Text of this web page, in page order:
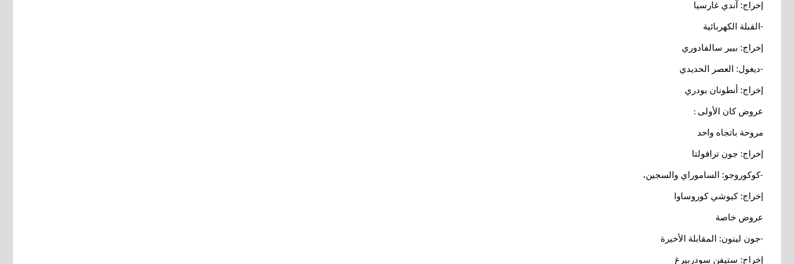
إخراج: آندي غارسيا
- القبلة الكهربائية
إخراج: بيير سالفادوري
-ديغول: العصر الحديدي
إخراج: أنطونان بودري
عروض كان الأولى :
مروحة باتجاه واحد
إخراج: جون ترافولتا
-كوكوروجو: الساموراي والسجين،
إخراج: كيوشي كوروساوا
عروض خاصة
-جون لينون: المقابلة الأخيرة
إخراج: ستيفن سودربيرغ